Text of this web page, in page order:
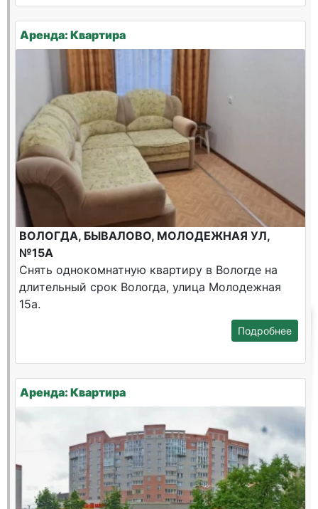
Аренда: Квартира
ВОЛОГДА, БЫВАЛОВО, МОЛОДЕЖНАЯ УЛ,
№15А
Снять однокомнатную квартиру в Вологде на
длительный срок Вологда, улица Молодежная
15а.
Подробнее
Аренда: Квартира